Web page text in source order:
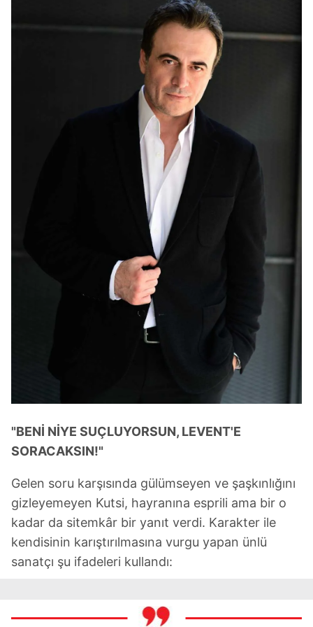
Sizlere daha iyi bir hizmet sunabilmek için İnternet
Sitemizde kendimize ve üçüncü kişilere ait çerezler
kullanılmaktadır. Bu çerezler vasıtasıyla çeşitli kişisel
verileriniz işlenmekte olup gerekli olan çerezler bilgi
toplumu hizmetlerinin sunulması amacıyla
kullanılmaktadır. Diğer çerezler, sitemizin daha işlevsel
kılınması ve kişiselleştirilmesi ve sizlere yönelik
reklam/pazarlama faaliyetlerinin yapılması, amaçlarıyla
sınırlı olarak açık rızanız dahilinde kullanılacaktır.
Çerezlere ilişkin tercihlerinizi aşağıda yer alan panel
vasıtasıyla belirleyebilirsiniz. Çerezlere ilişkin detaylı bilgi
için Ayarlar butonuna tıklayabilir,Çerez Bilgilendirme
ziyaret edebilirsiniz.
6698 sayılı Kişisel Verilerin Korunması Kanunu uyarınca
hazırlanmış Aydınlatma Metnimizi okumak ve sitemizde
ilgili mevzuata uygun olarak kullanılan çerezlerle ilgili bilgi
tıklayınız .
"BENİ NİYE SUÇLUYORSUN, LEVENT'E
SORACAKSIN!"
Gelen soru karşısında gülümseyen ve şaşkınlığını
gizleyemeyen Kutsi, hayranına esprili ama bir o
kadar da sitemkâr bir yanıt verdi. Karakter ile
kendisinin karıştırılmasına vurgu yapan ünlü
sanatçı şu ifadeleri kullandı: